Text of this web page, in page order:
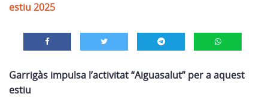
estiu 2025
Garrigàs impulsa l’activitat “Aiguasalut” per a aquest
estiu